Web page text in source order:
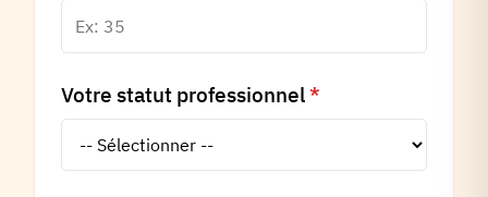
Votre statut professionnel*